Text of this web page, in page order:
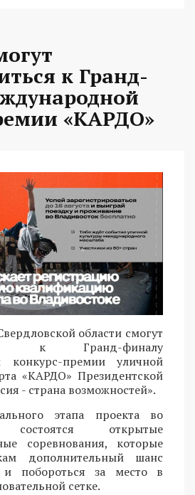
к Гранд-
«КАРДО»
области смогут
к Гранд-финалу
конкурс-премии уличной
«КАРДО» Президентской
- страна возможностей».
этапа проекта во
состоятся открытые
соревнования, которые
дополнительный шанс
и побороться за место в
сетке.